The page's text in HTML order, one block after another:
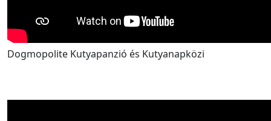
Dogmopolite Kutyapanzió és Kutyanapközi